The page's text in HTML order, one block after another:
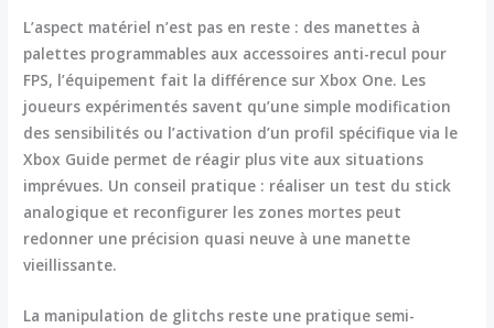
L’aspect matériel n’est pas en reste : des manettes à
palettes programmables aux accessoires anti-recul pour
FPS, l’équipement fait la différence sur Xbox One. Les
joueurs expérimentés savent qu’une simple modification
des sensibilités ou l’activation d’un profil spécifique via le
Xbox Guide permet de réagir plus vite aux situations
imprévues. Un conseil pratique : réaliser un test du stick
analogique et reconfigurer les zones mortes peut
redonner une précision quasi neuve à une manette
vieillissante.
La manipulation de glitchs reste une pratique semi-